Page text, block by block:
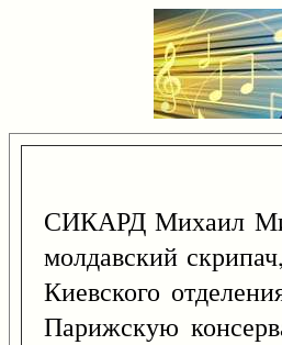
СИКАРД Михаил
молдавский
Киевского
Парижскую